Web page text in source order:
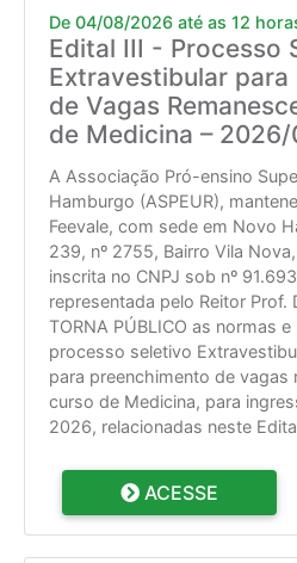
De 04/08/2026 até as 12
Edital III - Processo
Extravestibular para
de Vagas
de Medicina – 2026/
A Associação Pró-ensino
Hamburgo (ASPEUR),
Feevale, com sede em Novo
239, nº 2755, Bairro Vila
inscrita no CNPJ sob nº
representada pelo Reitor Prof.
TORNA PÚBLICO as normas
processo seletivo
para preenchimento de vagas
curso de Medicina, para
2026, relacionadas neste
ACESSE